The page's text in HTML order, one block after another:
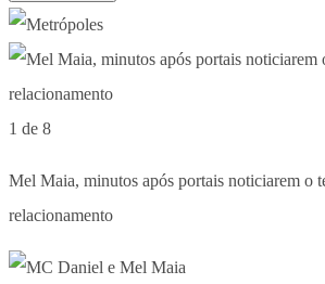
1 de 8
Mel Maia, minutos após portais noticiarem o
relacionamento